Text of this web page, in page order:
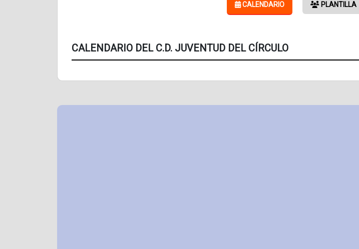
CALENDARIO PLANTILLA
CALENDARIO DEL C.D. JUVENTUD DEL CÍRCULO